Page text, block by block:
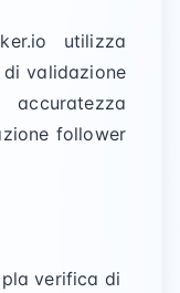
utilizza
validazione
follower
verifica di